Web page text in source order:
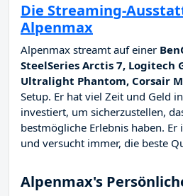
Die Streaming-
Alpenmax
Alpenmax streamt auf einer
SteelSeries Arctis 7, Logitech
Ultralight Phantom, Corsair
Setup. Er hat viel Zeit und Geld
investiert, um sicherzustellen,
bestmögliche Erlebnis haben. Er
und versucht immer, die beste
Alpenmax's